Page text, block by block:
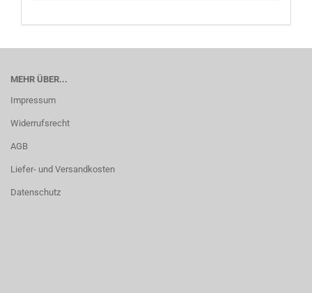
MEHR ÜBER...
Impressum
Widerrufsrecht
AGB
Liefer- und Versandkosten
Datenschutz